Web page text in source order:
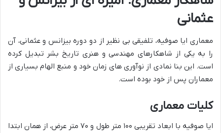
عثمانی
معماری ایا صوفیه، تلفیقی بی نظیر از دو دوره بیزانس و عثمانی، آن
را به یکی از شاهکارهای مهندسی و هنری تاریخ بشر تبدیل کرده
است. این بنا نمادی از نوآوری های زمان خود و منبع الهام بسیاری از
معماران پس از خود بوده است.
کلیات معماری
ایا صوفیه با ابعاد تقریبی ۱۰۰ متر طول و ۷۰ متر عرض، از همان ابتدا